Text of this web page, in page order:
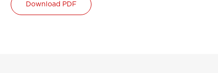
Download PDF